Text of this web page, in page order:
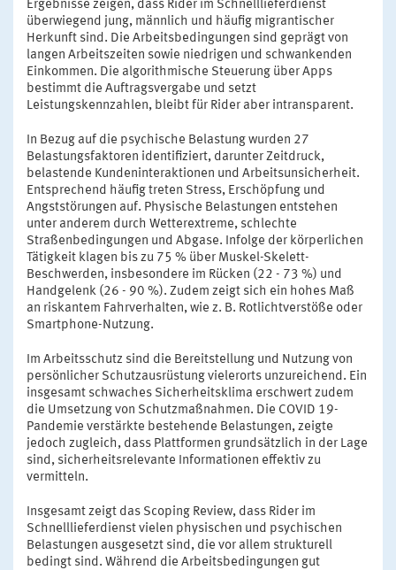
Ergebnisse zeigen, dass Rider im Schnelllieferdienst
überwiegend jung, männlich und häufig migrantischer
Herkunft sind. Die Arbeitsbedingungen sind geprägt von
langen Arbeitszeiten sowie niedrigen und schwankenden
Einkommen. Die algorithmische Steuerung über Apps
bestimmt die Auftragsvergabe und setzt
Leistungskennzahlen, bleibt für Rider aber intransparent.
In Bezug auf die psychische Belastung wurden 27
Belastungsfaktoren identifiziert, darunter Zeitdruck,
belastende Kundeninteraktionen und Arbeitsunsicherheit.
Entsprechend häufig treten Stress, Erschöpfung und
Angststörungen auf. Physische Belastungen entstehen
unter anderem durch Wetterextreme, schlechte
Straßenbedingungen und Abgase. Infolge der körperlichen
Tätigkeit klagen bis zu 75 % über Muskel-Skelett-
Beschwerden, insbesondere im Rücken (22 - 73 %) und
Handgelenk (26 - 90 %). Zudem zeigt sich ein hohes Maß
an riskantem Fahrverhalten, wie z. B. Rotlichtverstöße oder
Smartphone-Nutzung.
Im Arbeitsschutz sind die Bereitstellung und Nutzung von
persönlicher Schutzausrüstung vielerorts unzureichend. Ein
insgesamt schwaches Sicherheitsklima erschwert zudem
die Umsetzung von Schutzmaßnahmen. Die COVID 19-
Pandemie verstärkte bestehende Belastungen, zeigte
jedoch zugleich, dass Plattformen grundsätzlich in der Lage
sind, sicherheitsrelevante Informationen effektiv zu
vermitteln.
Insgesamt zeigt das Scoping Review, dass Rider im
Schnelllieferdienst vielen physischen und psychischen
Belastungen ausgesetzt sind, die vor allem strukturell
bedingt sind. Während die Arbeitsbedingungen gut